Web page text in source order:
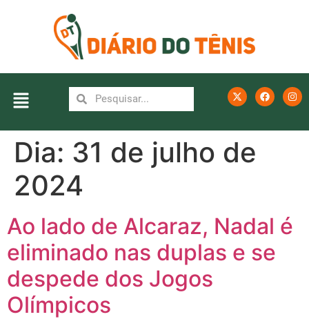
Dia: 31 de julho de
2024
Ao lado de Alcaraz, Nadal é
eliminado nas duplas e se
despede dos Jogos
Olímpicos